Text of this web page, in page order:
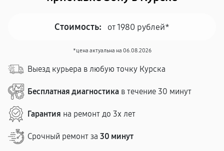
Стоимость: от 1980 рублей*
*цена актуальна на 06.08.2026
Выезд курьера в любую точку Курска
Бесплатная диагностика в течение 30 минут
Гарантия на ремонт до 3х лет
Срочный ремонт за 30 минут